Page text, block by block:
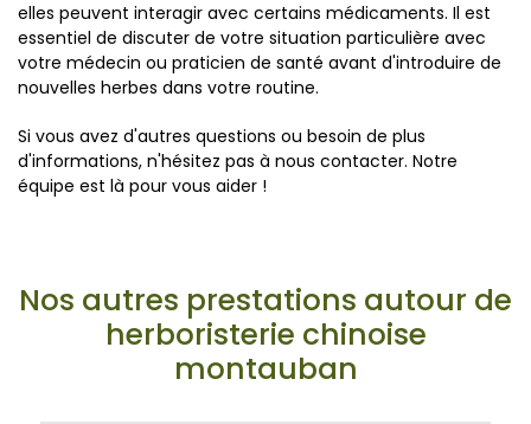
elles peuvent interagir avec certains médicaments. Il est
essentiel de discuter de votre situation particulière avec
votre médecin ou praticien de santé avant d'introduire de
nouvelles herbes dans votre routine.
Si vous avez d'autres questions ou besoin de plus
d'informations, n'hésitez pas à nous contacter. Notre
équipe est là pour vous aider !
Nos autres prestations autour de
herboristerie chinoise
montauban